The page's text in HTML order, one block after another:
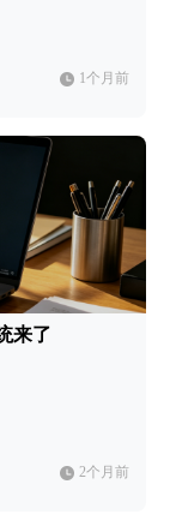
1个月前
来了
2个月前